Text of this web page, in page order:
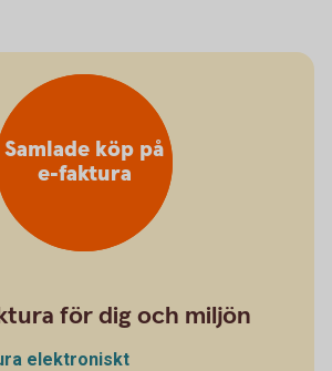
Samlade köp på
e-faktura
för dig och miljön
elektroniskt